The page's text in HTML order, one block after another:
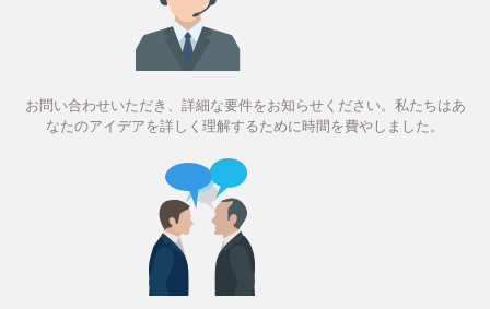
お問い合わせいただき、詳細な要件をお知らせください。私たちはあ
なたのアイデアを詳しく理解するために時間を費やしました。